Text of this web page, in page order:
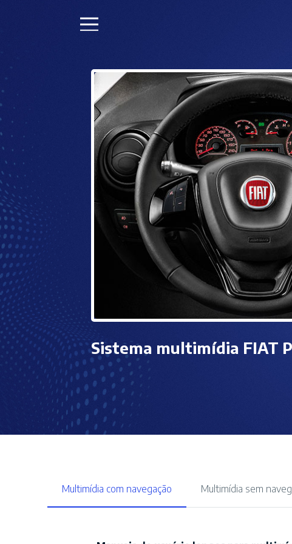
Sistema multimídia FIAT
Multimídia com navegação Multimídia sem